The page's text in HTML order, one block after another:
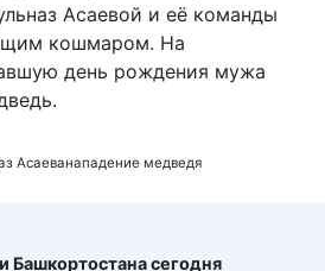
Асаевой и её команды
кошмаром. На
день рождения мужа
Асаеванападение медведя
сегодня